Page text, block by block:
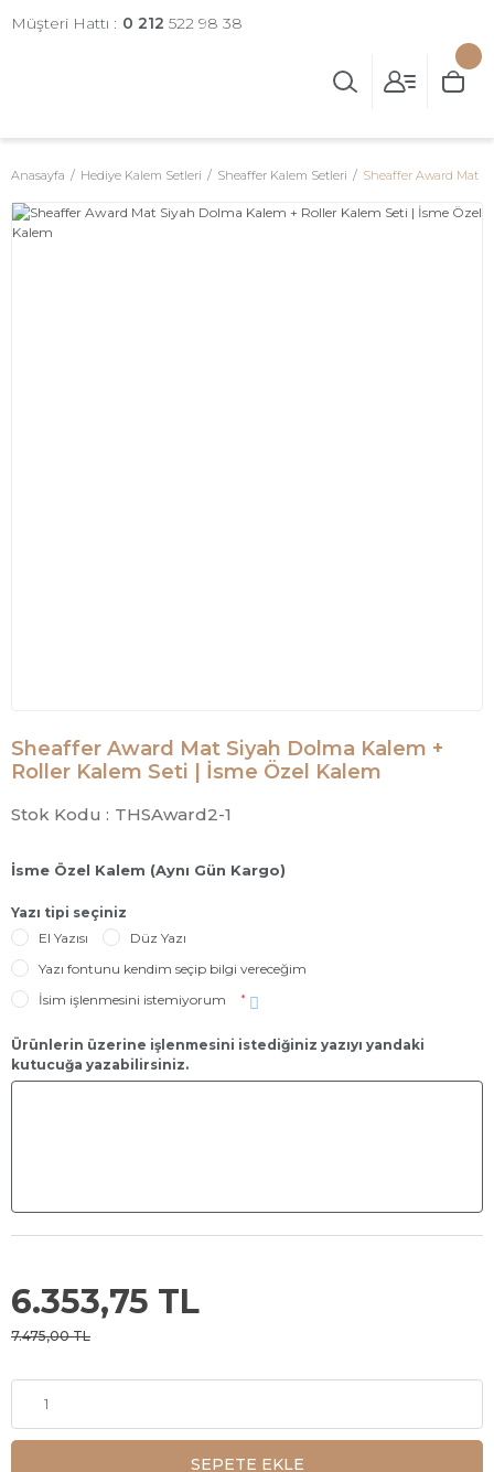
Müşteri Hattı : 0 212 522 98 38
Anasayfa Hediye Kalem Setleri Sheaffer Kalem Setleri Sheaffer Award Mat
Sheaffer Award Mat Siyah Dolma Kalem +
Roller Kalem Seti | İsme Özel Kalem
Stok Kodu : THSAward2-1
İsme Özel Kalem (Aynı Gün Kargo)
Yazı tipi seçiniz
El Yazısı
Düz Yazı
Yazı fontunu kendim seçip bilgi vereceğim
İsim işlenmesini istemiyorum
*
Ürünlerin üzerine işlenmesini istediğiniz yazıyı yandaki
kutucuğa yazabilirsiniz.
6.353,75 TL
7.475,00 TL
SEPETE EKLE